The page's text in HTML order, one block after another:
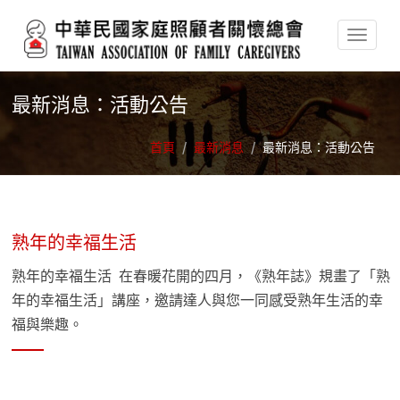
最新消息：活動公告
首頁 / 最新消息 / 最新消息：活動公告
熟年的幸福生活
熟年的幸福生活 在春暖花開的四月，《熟年誌》規畫了「熟
年的幸福生活」講座，邀請達人與您一同感受熟年生活的幸
福與樂趣。